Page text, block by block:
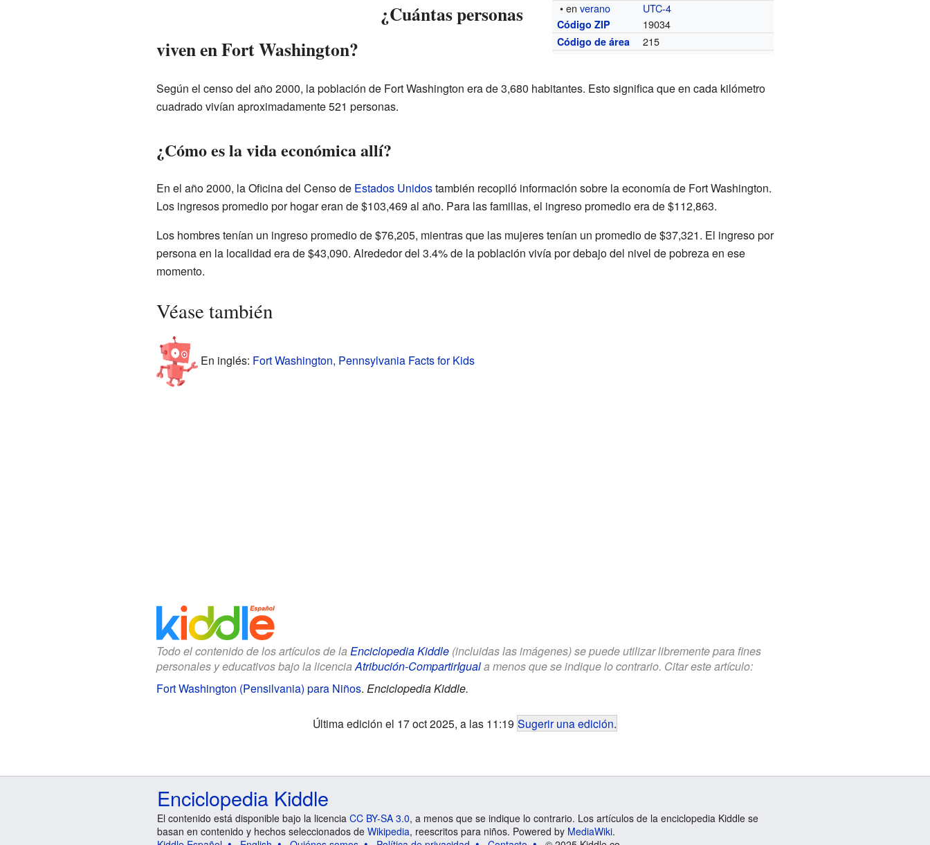
• enverano UTC-4
Código ZIP 19034
Código de área 215
¿Cuántas personas
viven en Fort Washington?
Según el censo del año 2000, la población de Fort Washington era de 3,680 habitantes. Esto significa que en cada kilómetro
cuadrado vivían aproximadamente 521 personas.
¿Cómo es la vida económica allí?
En el año 2000, la Oficina del Censo de Estados Unidostambién recopiló información sobre la economía de Fort Washington.
Los ingresos promedio por hogar eran de $103,469 al año. Para las familias, el ingreso promedio era de $112,863.
Los hombres tenían un ingreso promedio de $76,205, mientras que las mujeres tenían un promedio de $37,321. El ingreso por
persona en la localidad era de $43,090. Alrededor del 3.4% de la población vivía por debajo del nivel de pobreza en ese
momento.
Véase también
En inglés: Fort Washington, Pennsylvania Facts for Kids
Todo el contenido de los artículos de la Enciclopedia Kiddle(incluidas las imágenes) se puede utilizar libremente para fines
personales y educativos bajo la licenciaAtribución-CompartirIguala menos que se indique lo contrario. Citar este artículo:
Fort Washington (Pensilvania) para Niños. Enciclopedia Kiddle.
Última edición el 17 oct 2025, a las 11:19 Sugerir una edición.
Enciclopedia Kiddle
El contenido está disponible bajo la licencia CC BY-SA 3.0, a menos que se indique lo contrario. Los artículos de la enciclopedia Kiddle se
basan en contenido y hechos seleccionados de Wikipedia, reescritos para niños. Powered by MediaWiki.